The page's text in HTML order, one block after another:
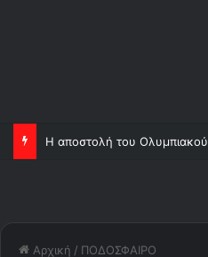
Η αποστολή του Ολυμπιακού
Αρχική / ΠΟΔΟΣΦΑΙΡΟ